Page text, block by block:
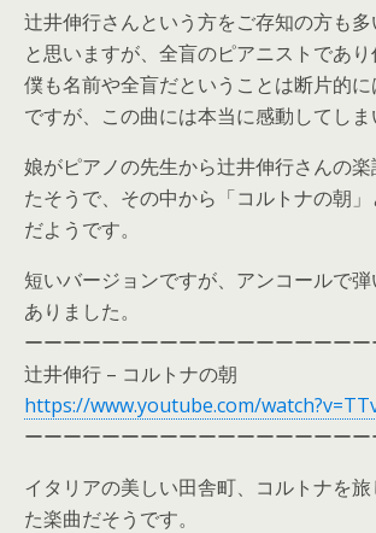
辻井伸行さんという方をご存知の方も
と思いますが、全盲のピアニストであり
僕も名前や全盲だということは断片的
ですが、この曲には本当に感動してしま
娘がピアノの先生から辻井伸行さんの
たそうで、その中から「コルトナの朝
だようです。
短いバージョンですが、アンコールで
ありました。
ーーーーーーーーーーーーーーーーーー
辻井伸行 – コルトナの朝
https://www.youtube.com/
ーーーーーーーーーーーーーーーーーー
イタリアの美しい田舎町、コルトナを
た楽曲だそうです。